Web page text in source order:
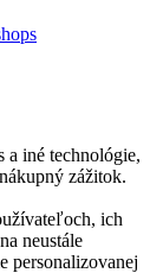
a iné technológie,
zážitok.
ich
neustále
personalizovanej